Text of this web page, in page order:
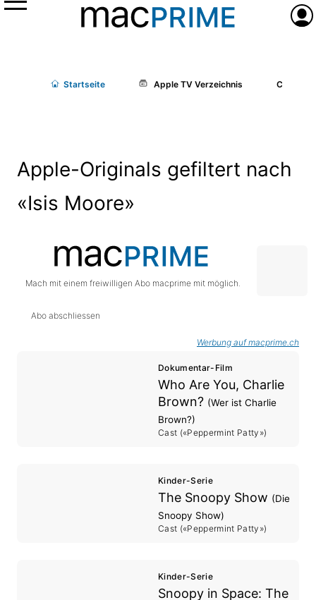
Menü
Startseite Apple TV Verzeichnis Cast/
Apple-Originals gefiltert nach
«Isis Moore»
Mach mit einem freiwilligen Abo macprime mit möglich.
Abo abschliessen
Werbung auf macprime.ch
Dokumentar-Film
Who Are You, Charlie
Brown? (Wer ist Charlie
Brown?)
Cast («Peppermint Patty»)
Kinder-Serie
The Snoopy Show (Die
Snoopy Show)
Cast («Peppermint Patty»)
Kinder-Serie
Snoopy in Space: The